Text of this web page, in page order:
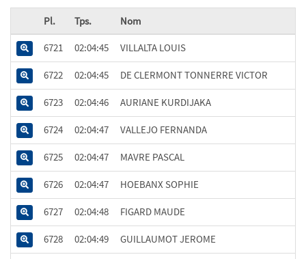
Pl. Tps. Nom
6721 02:04:45 VILLALTA LOUIS
6722 02:04:45 DE CLERMONT TONNERRE VICTOR
6723 02:04:46 AURIANE KURDIJAKA
6724 02:04:47 VALLEJO FERNANDA
6725 02:04:47 MAVRE PASCAL
6726 02:04:47 HOEBANX SOPHIE
6727 02:04:48 FIGARD MAUDE
6728 02:04:49 GUILLAUMOT JEROME